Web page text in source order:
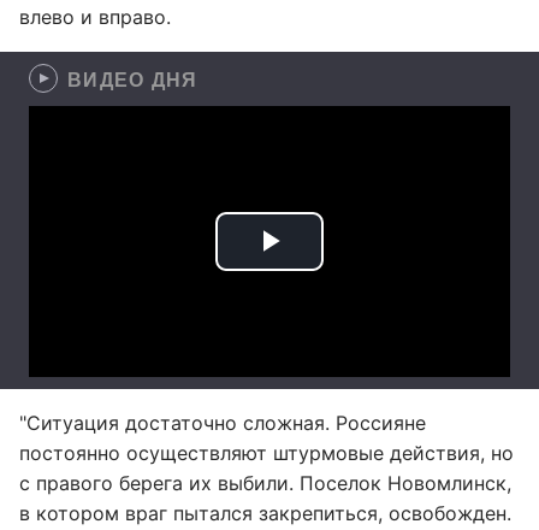
влево и вправо.
ВИДЕО ДНЯ
"Ситуация достаточно сложная. Россияне
постоянно осуществляют штурмовые действия, но
с правого берега их выбили. Поселок Новомлинск,
в котором враг пытался закрепиться, освобожден.